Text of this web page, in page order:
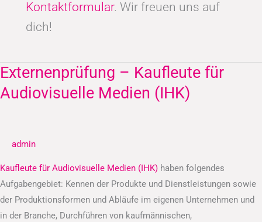
Kontaktformular. Wir freuen uns auf
dich!
Externenprüfung – Kaufleute für
Audiovisuelle Medien (IHK)
admin
Kaufleute für Audiovisuelle Medien (IHK) haben folgendes
Aufgabengebiet: Kennen der Produkte und Dienstleistungen sowie
der Produktionsformen und Abläufe im eigenen Unternehmen und
in der Branche, Durchführen von kaufmännischen,
Externenprüfung
–
Kaufleute
Medien
(IHK)